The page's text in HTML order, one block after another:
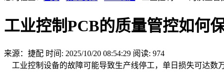
工业控制PCB的质量管控如何
来源：捷配 时间: 2025/10/20 08:54:29 阅读: 974
工业控制设备的故障可能导致生产线停工，单日损失可达数